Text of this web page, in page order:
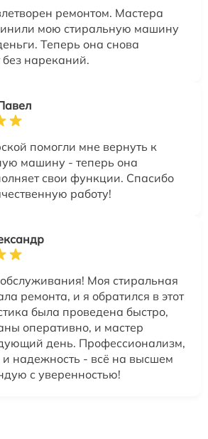
ремонтом. Мастера
мою стиральную машину
Теперь она снова
нареканий.
помогли мне вернуть к
машину - теперь она
свои функции. Спасибо
работу!
Моя стиральная
ремонта, и я обратился в этот
была проведена быстро,
оперативно, и мастер
день. Профессионализм,
и надежность - всё на высшем
с уверенностью!